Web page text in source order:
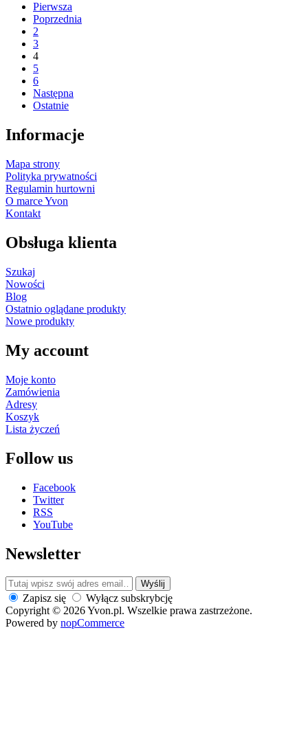
Pierwsza
Poprzednia
2
3
4
5
6
Następna
Ostatnie
Informacje
Mapa strony
Polityka prywatności
Regulamin hurtowni
O marce Yvon
Kontakt
Obsługa klienta
Szukaj
Nowości
Blog
Ostatnio oglądane produkty
Nowe produkty
My account
Moje konto
Zamówienia
Adresy
Koszyk
Lista życzeń
Follow us
Facebook
Twitter
RSS
YouTube
Newsletter
Wyślij
Zapisz się
Wyłącz subskrybcję
Copyright © 2026 Yvon.pl. Wszelkie prawa zastrzeżone.
Powered by nopCommerce